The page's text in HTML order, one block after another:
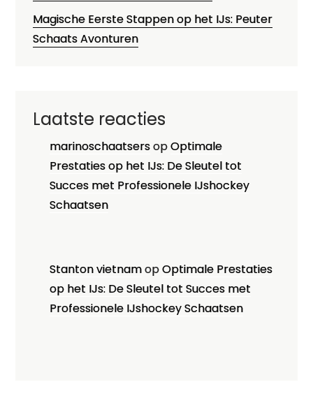
Magische Eerste Stappen op het IJs: Peuter
Schaats Avonturen
Laatste reacties
marinoschaatsersopOptimale
Prestaties op het IJs: De Sleutel tot
Succes met Professionele IJshockey
Schaatsen
Stanton vietnamopOptimale Prestaties
op het IJs: De Sleutel tot Succes met
Professionele IJshockey Schaatsen